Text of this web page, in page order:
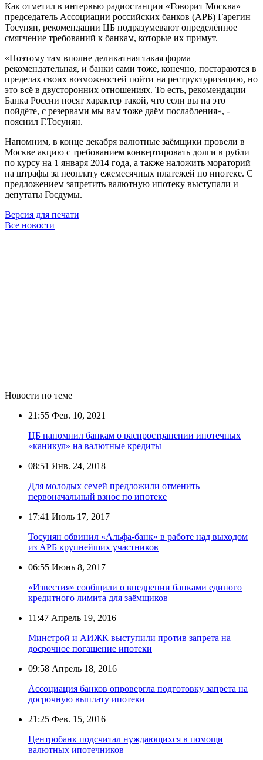
Как отметил в интервью радиостанции «Говорит Москва»
председатель Ассоциации российских банков (АРБ) Гарегин
Тосунян, рекомендации ЦБ подразумевают определённое
смягчение требований к банкам, которые их примут.
«Поэтому там вполне деликатная такая форма
рекомендательная, и банки сами тоже, конечно, постараются в
пределах своих возможностей пойти на реструктуризацию, но
это всё в двусторонних отношениях. То есть, рекомендации
Банка России носят характер такой, что если вы на это
пойдёте, с резервами мы вам тоже даём послабления», -
пояснил Г.Тосунян.
Напомним, в конце декабря валютные заёмщики провели в
Москве акцию с требованием конвертировать долги в рубли
по курсу на 1 января 2014 года, а также наложить мораторий
на штрафы за неоплату ежемесячных платежей по ипотеке. С
предложением запретить валютную ипотеку выступали и
депутаты Госдумы.
Версия для печати
Все новости
Новости по теме
21:55 Фев. 10, 2021
ЦБ напомнил банкам о распространении ипотечных
«каникул» на валютные кредиты
08:51 Янв. 24, 2018
Для молодых семей предложили отменить
первоначальный взнос по ипотеке
17:41 Июль 17, 2017
Тосунян обвинил «Альфа-банк» в работе над выходом
из АРБ крупнейших участников
06:55 Июнь 8, 2017
«Известия» сообщили о внедрении банками единого
кредитного лимита для заёмщиков
11:47 Апрель 19, 2016
Минстрой и АИЖК выступили против запрета на
досрочное погашение ипотеки
09:58 Апрель 18, 2016
Ассоциация банков опровергла подготовку запрета на
досрочную выплату ипотеки
21:25 Фев. 15, 2016
Центробанк подсчитал нуждающихся в помощи
валютных ипотечников